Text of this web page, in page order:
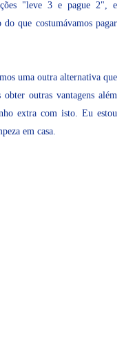
"leve 3 e pague 2", e
que costumávamos pagar
uma outra alternativa que
outras vantagens além
extra com isto. Eu estou
em casa.